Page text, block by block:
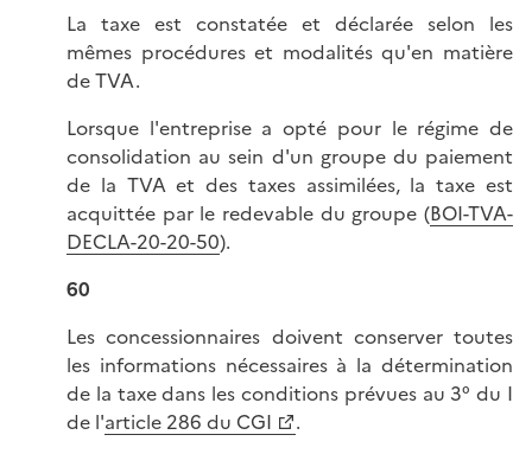
La taxe est constatée et déclarée selon les
mêmes procédures et modalités qu'en matière
de TVA.
Lorsque l'entreprise a opté pour le régime de
consolidation au sein d'un groupe du paiement
de la TVA et des taxes assimilées, la taxe est
acquittée par le redevable du groupe (BOI-TVA-
DECLA-20-20-50).
60
Les concessionnaires doivent conserver toutes
les informations nécessaires à la détermination
de la taxe dans les conditions prévues au 3° du I
de l'article 286 du CGI
.